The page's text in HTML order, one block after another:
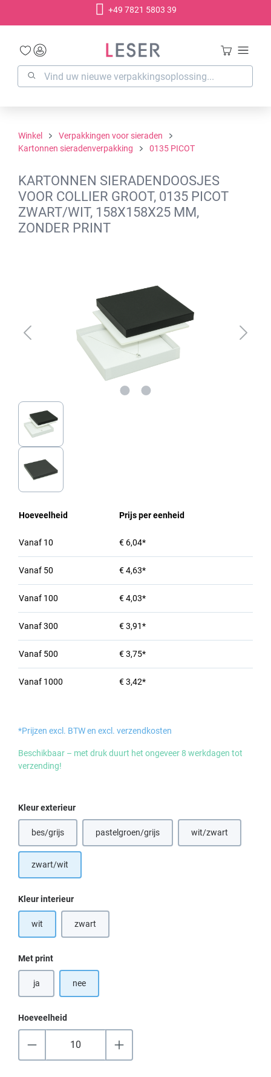
+49 7821 5803 39
Winkel
Verpakkingen voor sieraden
Kartonnen sieradenverpakking
0135 PICOT
KARTONNEN SIERADENDOOSJES
VOOR COLLIER GROOT, 0135 PICOT
ZWART/WIT, 158X158X25 MM,
ZONDER PRINT
Hoeveelheid Prijs per eenheid
Vanaf 10 € 6,04*
Vanaf 50 € 4,63*
Vanaf 100 € 4,03*
Vanaf300 € 3,91*
Vanaf 500 € 3,75*
Vanaf 1000 € 3,42*
*Prijzen excl. BTW en excl. verzendkosten
Beschikbaar – met druk duurt het ongeveer 8 werkdagen tot
verzending!
Selecteer
Kleur exterieur
bes/grijs(Deze optie is momenteel niet beschikbaar.)
pastelgroen/grijs(Deze optie is momenteel niet beschikbaar.)
wit/zwart(Deze optie is
zwart/wit
Selecteer
Kleur interieur
wit zwart(Deze optie is momenteel niet beschikbaar.)
Selecteer
Met print
ja nee
Hoeveelheid